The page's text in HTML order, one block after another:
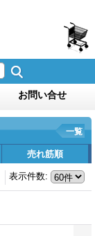
お問い合せ
一覧
売れ筋順
表示件数: